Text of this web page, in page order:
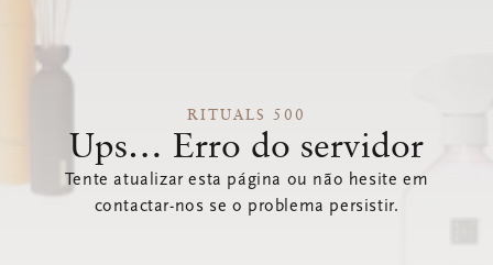
RITUALS 500
Ups… Erro do servidor
Tente atualizar esta página ou não hesite em
contactar-nos se o problema persistir.